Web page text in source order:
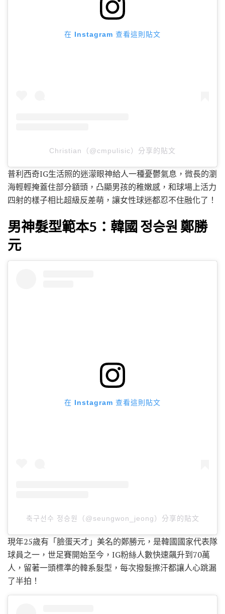
在 Instagram 查看這則貼文
Christian（@cmpulisic）分享的貼文
普利西奇IG生活照的迷濛眼神給人一種憂鬱氣息，微長的瀏
海輕輕掩蓋住部分額頭，凸顯男孩的稚嫩感，和球場上活力
四射的樣子相比超級反差萌，讓女性球迷都忍不住融化了！
男神髮型範本5：韓國 정승원 鄭勝
元
在 Instagram 查看這則貼文
축구선수 정승원（@seungwon_jeong）分享的貼文
現年25歲有「臉蛋天才」美名的鄭勝元，是韓國國家代表隊
球員之一，世足賽開始至今，IG粉絲人數快速飆升到70萬
人，留著一頭標準的韓系髮型，每次撥髮擦汗都讓人心跳漏
了半拍！